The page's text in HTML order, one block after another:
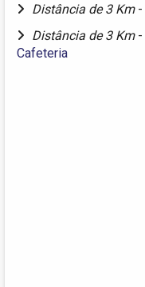
Distância de 3 Km -
Distância de 3 Km -
Cafeteria